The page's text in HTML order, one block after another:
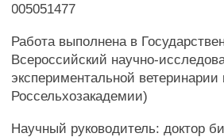
005051477
Работа выполнена в
Всероссийский научно-
экспериментальной
Россельхозакадемии)
Научный руководитель: доктор